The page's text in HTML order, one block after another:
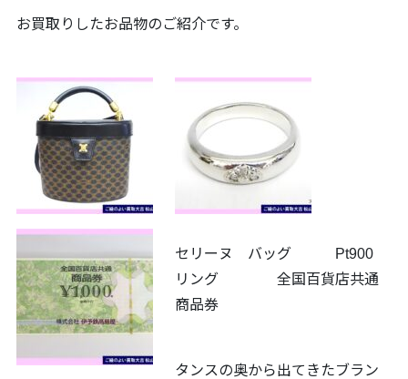
お買取りしたお品物のご紹介です。
セリーヌ バッグ Pt900
リング 全国百貨店共通
商品券
タンスの奥から出てきたブラン